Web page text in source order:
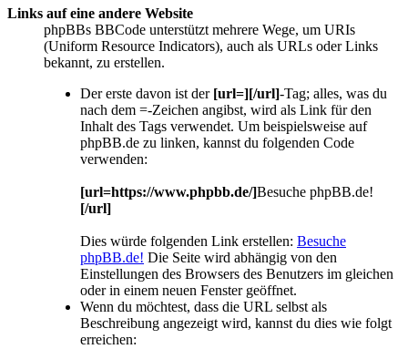
Links auf eine andere Website
phpBBs BBCode unterstützt mehrere Wege, um URIs
(Uniform Resource Indicators), auch als URLs oder Links
bekannt, zu erstellen.
Der erste davon ist der [url=][/url]-Tag; alles, was du
nach dem =-Zeichen angibst, wird als Link für den
Inhalt des Tags verwendet. Um beispielsweise auf
phpBB.de zu linken, kannst du folgenden Code
verwenden:
[url=https://www.phpbb.de/]Besuche phpBB.de!
[/url]
Dies würde folgenden Link erstellen: Besuche
phpBB.de! Die Seite wird abhängig von den
Einstellungen des Browsers des Benutzers im gleichen
oder in einem neuen Fenster geöffnet.
Wenn du möchtest, dass die URL selbst als
Beschreibung angezeigt wird, kannst du dies wie folgt
erreichen: